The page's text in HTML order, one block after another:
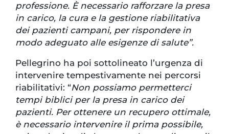
professione. È necessario rafforzare la presa
in carico, la cura e la gestione riabilitativa
dei pazienti campani, per rispondere in
modo adeguato alle esigenze di salute”.
Pellegrino ha poi sottolineato l’urgenza di
intervenire tempestivamente nei percorsi
riabilitativi: “Non possiamo permetterci
tempi biblici per la presa in carico dei
pazienti. Per ottenere un recupero ottimale,
è necessario intervenire il prima possibile,